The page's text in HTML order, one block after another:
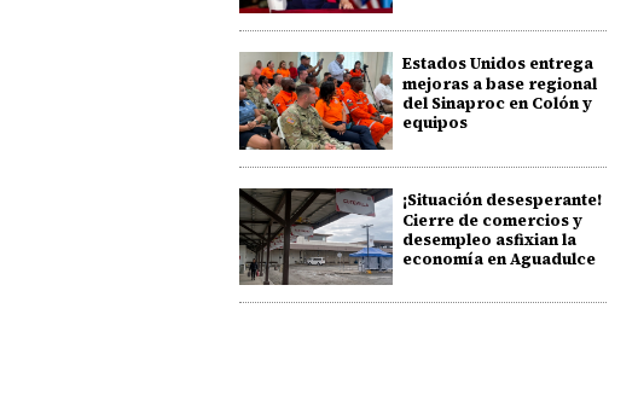
Estados Unidos entrega
mejoras a base regional
del Sinaproc en Colón y
equipos
¡Situación desesperante!
Cierre de comercios y
desempleo asfixian la
economía en Aguadulce